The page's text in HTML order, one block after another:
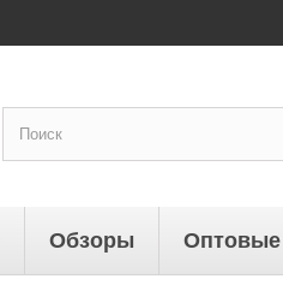
Обзоры